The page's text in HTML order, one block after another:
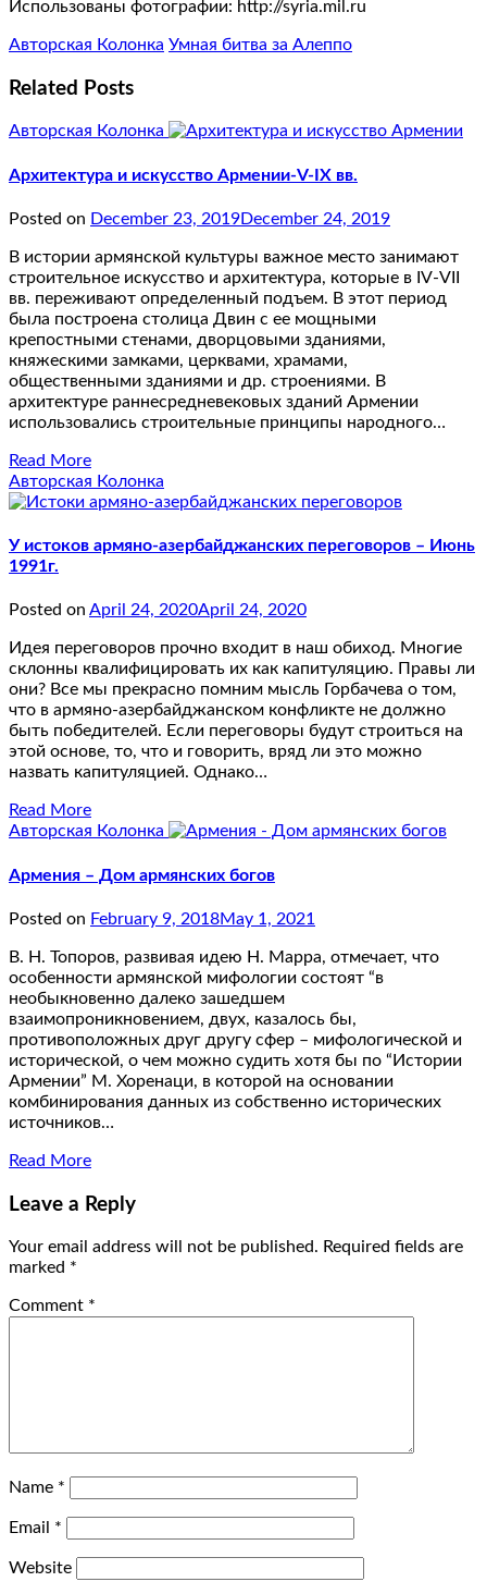
Использованы фотографии: http://syria.mil.ru
Авторская Колонка Умная битва за Алеппо
Related Posts
Авторская Колонка
Архитектура и искусство Армении-V-IX вв.
Posted on December 23, 2019December 24, 2019
В истории армянской культуры важное место занимают
строительное искусство и архитектура, которые в IV-VII
вв. переживают определенный подъем. В этот период
была построена столица Двин с ее мощными
крепостными стенами, дворцовыми зданиями,
княжескими замками, церквами, храмами,
общественными зданиями и др. строениями. В
архитектуре раннесредневековых зданий Армении
использовались строительные принципы народного…
Read More
Авторская Колонка
У истоков армяно-азербайджанских переговоров – Июнь
1991г.
Posted on April 24, 2020April 24, 2020
Идея переговоров прочно входит в наш обиход. Многие
склонны квалифицировать их как капитуляцию. Правы ли
они? Все мы прекрасно помним мысль Горбачева о том,
что в армяно-азербайджанском конфликте не должно
быть победителей. Если переговоры будут строиться на
этой основе, то, что и говорить, вряд ли это можно
назвать капитуляцией. Однако…
Read More
Авторская Колонка
Армения – Дом армянских богов
Posted on February 9, 2018May 1, 2021
В. Н. Топоров, развивая идею Н. Марра, отмечает, что
особенности армянской мифологии состоят “в
необыкновенно далеко зашедшем
взаимопроникновением, двух, казалось бы,
противоположных друг другу сфер – мифологической и
исторической, о чем можно судить хотя бы по “Истории
Армении” М. Хоренаци, в которой на основании
комбинирования данных из собственно исторических
источников…
Read More
Leave a Reply
Your email address will not be published. Required fields are
marked *
Comment *
Name *
Email *
Website